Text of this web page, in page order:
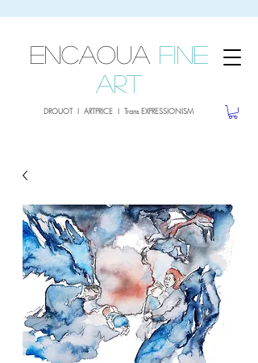
ENCAOUA Fine
Art
DROUOT I ARTPRICE I Trans EXPRESSIONISM